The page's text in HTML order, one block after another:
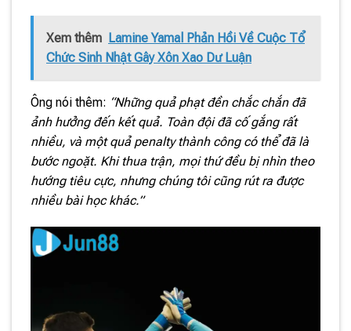
Xem thêm Lamine Yamal Phản Hồi Về Cuộc Tổ
Chức Sinh Nhật Gây Xôn Xao Dư Luận
Ông nói thêm: “Những quả phạt đền chắc chắn đã
ảnh hưởng đến kết quả. Toàn đội đã cố gắng rất
nhiều, và một quả penalty thành công có thể đã là
bước ngoặt. Khi thua trận, mọi thứ đều bị nhìn theo
hướng tiêu cực, nhưng chúng tôi cũng rút ra được
nhiều bài học khác.”